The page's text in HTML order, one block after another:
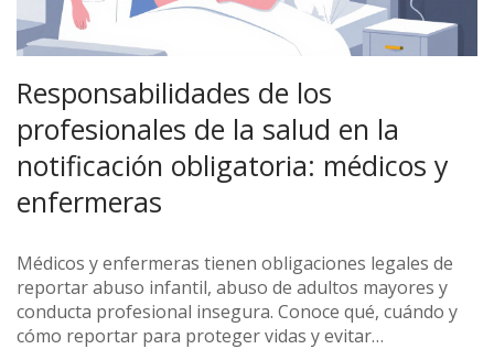
Responsabilidades de los
profesionales de la salud en la
notificación obligatoria: médicos y
enfermeras
Médicos y enfermeras tienen obligaciones legales de
reportar abuso infantil, abuso de adultos mayores y
conducta profesional insegura. Conoce qué, cuándo y
cómo reportar para proteger vidas y evitar